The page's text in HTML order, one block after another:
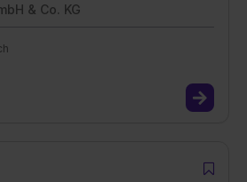
& Co. KG